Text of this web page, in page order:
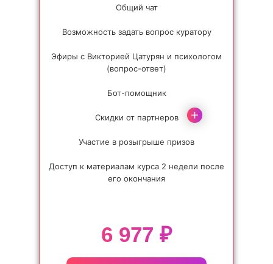
Общий чат
Возможность задать вопрос куратору
Эфиры с Викторией Цатурян и психологом
(вопрос-ответ)
Бот-помощник
Скидки от партнеров
Участие в розыгрыше призов
Доступ к материалам курса 2 недели после
его окончания
6 977 ₽
У ТЕБЯ ЕСТЬ СВОЙ ВОПРОС? ЗАДАЙ ЕГО
В НАШУ ПОДДЕРЖКУ!
ПОДДЕРЖКА